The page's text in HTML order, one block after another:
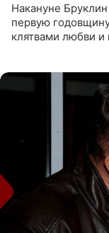
Накануне
первую
клятвами любви и